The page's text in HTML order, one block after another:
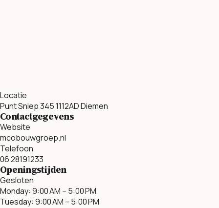
Locatie
Punt Sniep 345 1112AD Diemen
Contactgegevens
Website
mcobouwgroep.nl
Telefoon
06 28191233
Openingstijden
Gesloten
Monday: 9:00 AM – 5:00 PM
Tuesday: 9:00 AM – 5:00 PM